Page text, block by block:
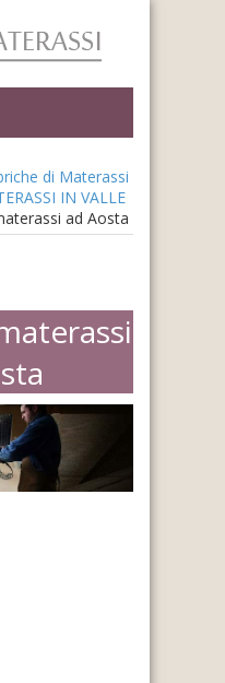
di Materassi
IN VALLE
ad Aosta